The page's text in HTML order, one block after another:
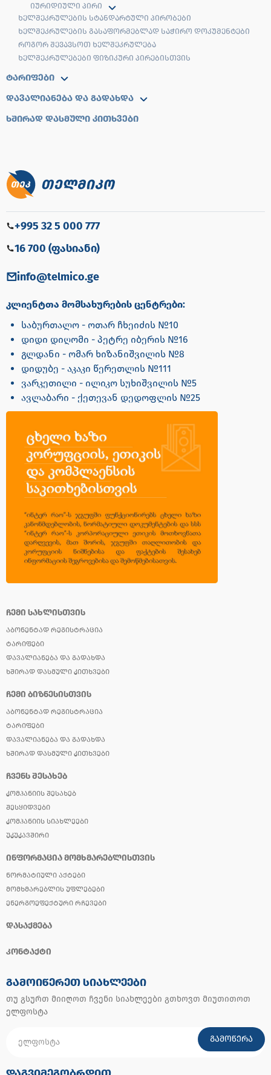
ᲘᲣᲠᲘᲓᲘᲣᲚᲘ ᲞᲘᲠᲘ
ᲮᲔᲚᲨᲔᲙᲠᲣᲚᲔᲑᲘᲡ ᲡᲢᲐᲜᲓᲐᲠᲢᲣᲚᲘ ᲞᲘᲠᲝᲑᲔᲑᲘ
ᲮᲔᲚᲨᲔᲙᲠᲣᲚᲔᲑᲘᲡ ᲒᲐᲡᲐᲤᲝᲠᲛᲔᲑᲚᲐᲓ ᲡᲐᲭᲘᲠᲝ ᲓᲝᲙᲣᲛᲔᲜᲢᲔᲑᲘ
ᲠᲝᲒᲝᲠ ᲨᲔᲕᲐᲕᲡᲝᲗ ᲮᲔᲚᲨᲔᲙᲠᲣᲚᲔᲑᲐ
ᲮᲔᲚᲨᲔᲙᲠᲣᲚᲔᲑᲔᲑᲘ ᲤᲘᲖᲘᲙᲣᲠᲘ ᲞᲘᲠᲔᲑᲘᲡᲗᲕᲘᲡ
ᲢᲐᲠᲘᲤᲔᲑᲘ
ᲓᲐᲕᲐᲚᲘᲐᲜᲔᲑᲐ ᲓᲐ ᲒᲐᲓᲐᲮᲓᲐ
ᲮᲨᲘᲠᲐᲓ ᲓᲐᲡᲛᲣᲚᲘ ᲙᲘᲗᲮᲕᲔᲑᲘ
+995 32 5 000 777
16 700 (ფასიანი)
info@telmico.ge
კლიენტთა მომსახურების ცენტრები:
საბურთალო - ოთარ ჩხეიძის №10
დიდი დიღომი - პეტრე იბერის №16
გლდანი - ომარ ხიზანიშვილის №8
დიდუბე - აკაკი წერეთლის №111
ვარკეთილი - ილიკო სუხიშვილის №5
ავლაბარი - ქეთევან დედოფლის №25
ᲩᲔᲛᲘ ᲡᲐᲮᲚᲘᲡᲗᲕᲘᲡ
ᲐᲑᲝᲜᲔᲜᲢᲐᲓ ᲠᲔᲒᲘᲡᲢᲠᲐᲪᲘᲐ
ᲢᲐᲠᲘᲤᲔᲑᲘ
ᲓᲐᲕᲐᲚᲘᲐᲜᲔᲑᲐ ᲓᲐ ᲒᲐᲓᲐᲮᲓᲐ
ᲮᲨᲘᲠᲐᲓ ᲓᲐᲡᲛᲣᲚᲘ ᲙᲘᲗᲮᲕᲔᲑᲘ
ᲩᲔᲛᲘ ᲑᲘᲖᲜᲔᲡᲘᲡᲗᲕᲘᲡ
ᲐᲑᲝᲜᲔᲜᲢᲐᲓ ᲠᲔᲒᲘᲡᲢᲠᲐᲪᲘᲐ
ᲢᲐᲠᲘᲤᲔᲑᲘ
ᲓᲐᲕᲐᲚᲘᲐᲜᲔᲑᲐ ᲓᲐ ᲒᲐᲓᲐᲮᲓᲐ
ᲮᲨᲘᲠᲐᲓ ᲓᲐᲡᲛᲣᲚᲘ ᲙᲘᲗᲮᲕᲔᲑᲘ
ᲩᲕᲔᲜᲡ ᲨᲔᲡᲐᲮᲔᲑ
ᲙᲝᲛᲞᲐᲜᲘᲘᲡ ᲨᲔᲡᲐᲮᲔᲑ
ᲨᲔᲡᲧᲘᲓᲕᲔᲑᲘ
ᲙᲝᲛᲞᲐᲜᲘᲘᲡ ᲡᲘᲐᲮᲚᲔᲔᲑᲘ
ᲣᲙᲣᲙᲐᲕᲨᲘᲠᲘ
ᲘᲜᲤᲝᲠᲛᲐᲪᲘᲐ ᲛᲝᲛᲮᲛᲐᲠᲔᲑᲚᲘᲡᲗᲕᲘᲡ
ᲜᲝᲠᲛᲐᲢᲘᲣᲚᲘ ᲐᲥᲢᲔᲑᲘ
ᲛᲝᲛᲮᲛᲐᲠᲔᲑᲚᲘᲡ ᲣᲤᲚᲔᲑᲔᲑᲘ
ᲔᲜᲔᲠᲒᲝᲔᲤᲔᲥᲢᲣᲠᲘ ᲠᲩᲔᲕᲔᲑᲘ
ᲓᲐᲡᲐᲥᲛᲔᲑᲐ
ᲙᲝᲜᲢᲐᲥᲢᲘ
ᲒᲐᲛᲝᲘᲬᲔᲠᲔᲗ ᲡᲘᲐᲮᲚᲔᲔᲑᲘ
თუ გსურთ მიიღოთ ჩვენი სიახლეები გთხოვთ მიუთითოთ
ელფოსტა
ᲒᲐᲛᲝᲬᲔᲠᲐ